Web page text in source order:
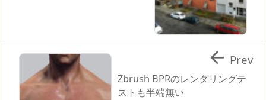
Zbrush BPRのレンダリングテ
ストも半端無い
 Prev